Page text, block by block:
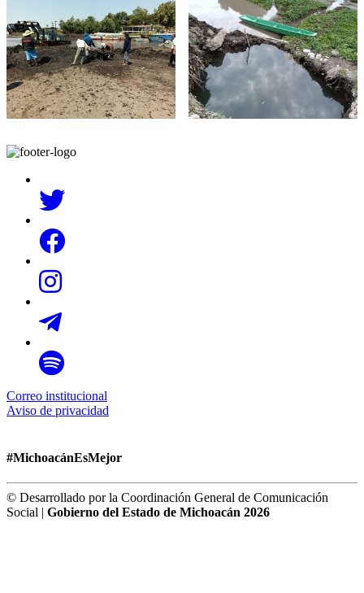
Correo institucional
Aviso de privacidad
#MichoacánEsMejor
© Desarrollado por la Coordinación General de Comunicación
Social | Gobierno del Estado de Michoacán 2026